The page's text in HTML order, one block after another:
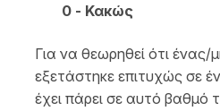
0 - Κακώς
Για να θεωρηθεί ότι ένας/
εξετάστηκε επιτυχώς σε
έχει πάρει σε αυτό βαθμό